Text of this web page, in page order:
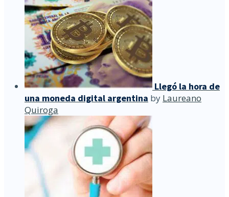
Llegó la hora de
una moneda digital argentina by Laureano
Quiroga